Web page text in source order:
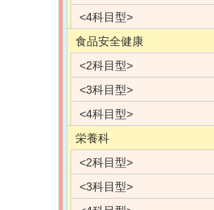
<4科目型>
食品安全健康
<2科目型>
<3科目型>
<4科目型>
栄養科
<2科目型>
<3科目型>